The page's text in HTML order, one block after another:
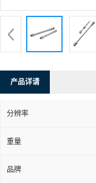
产品详请
分辨率
重量
品牌